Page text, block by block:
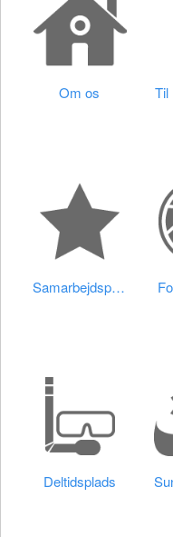
Log ind
Om os
Samarbejdspartnere
Deltidsplads